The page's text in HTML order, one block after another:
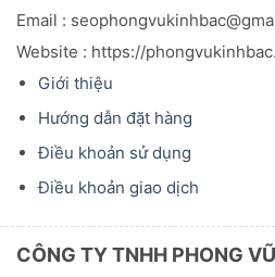
Email :
Website : https://
Giới thiệu
Hướng dẫn đặt hàng
Điều khoản sử dụng
Điều khoản giao dịch
CÔNG TY TNHH PHONG